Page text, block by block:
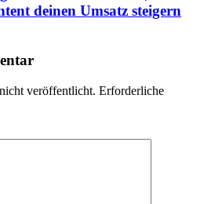
deinen Umsatz steigern
veröffentlicht. Erforderliche